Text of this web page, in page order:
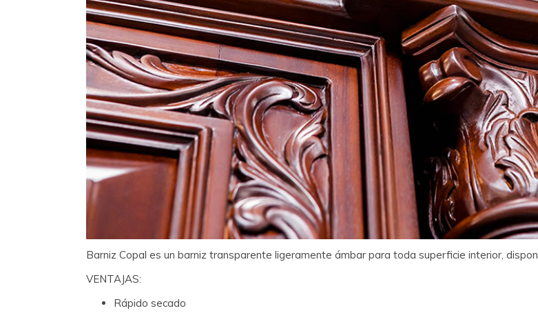
Barniz Copal es un barniz transparente ligeramente ámbar para toda superficie interior,
VENTAJAS:
Rápido secado